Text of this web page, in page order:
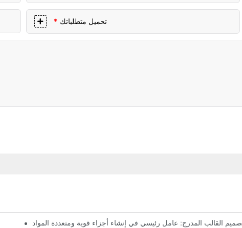
تحميل متطلباتك
تصميم القالب المدرج: عامل رئيسي في إنشاء أجزاء قوية ومتعددة المواد